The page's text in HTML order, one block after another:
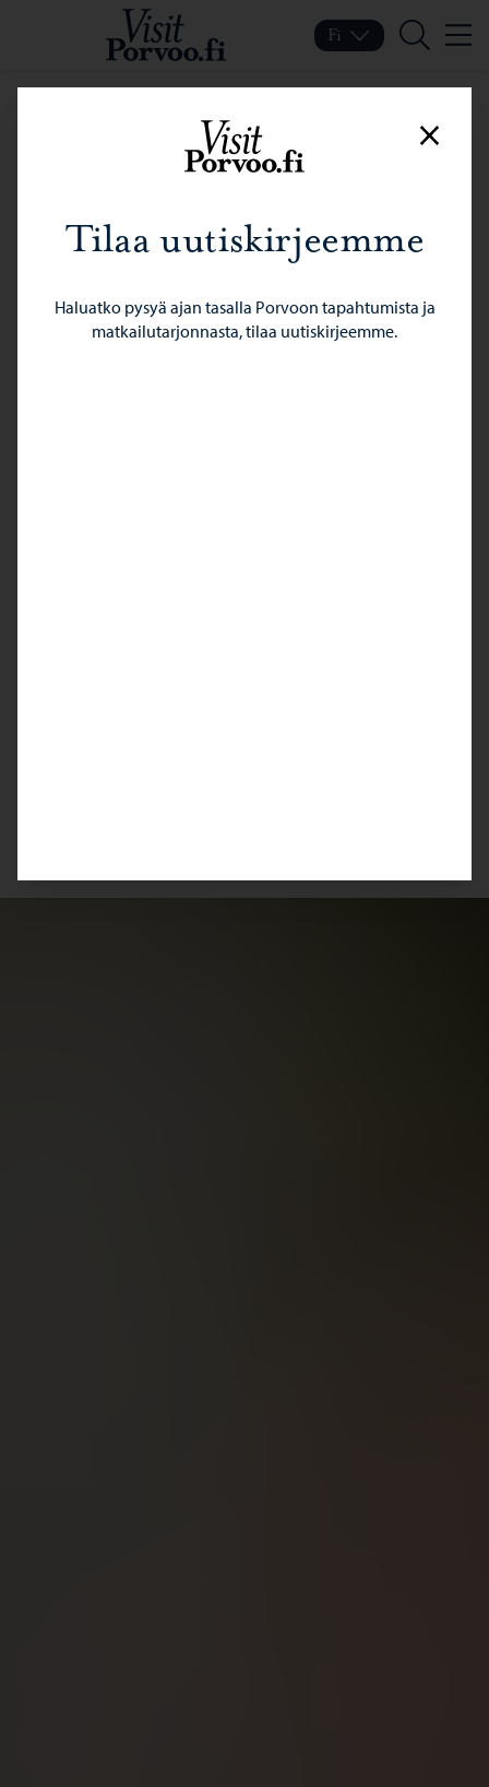
Visit Porvoo – Siirry
Vaihda kieltä
Nykyinen kieli: Suomi
Fi
Hae
Sulje
Tilaa uutiskirjeemme
Haluatko pysyä ajan tasalla Porvoon tapahtumista ja
matkailutarjonnasta, tilaa uutiskirjeemme.